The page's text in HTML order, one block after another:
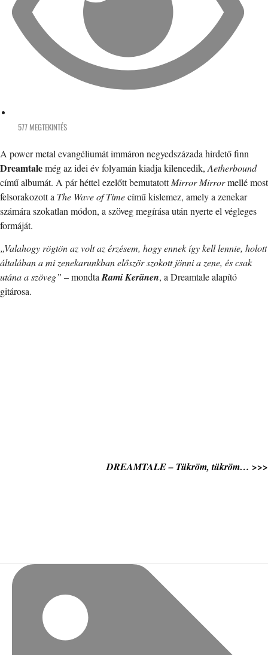
577 MEGTEKINTÉS
A power metal evangéliumát immáron negyedszázada hirdető finn
Dreamtalemég az idei év folyamán kiadja kilencedik, Aetherbound
című albumát. A pár héttel ezelőtt bemutatottMirror Mirrormellé most
felsorakozott a The Wave of Timecímű kislemez, amely a zenekar
számára szokatlan módon, a szöveg megírása után nyerte el végleges
formáját.
„Valahogy rögtön az volt az érzésem, hogy ennek így kell lennie, holott
általában a mi zenekarunkban először szokott jönni a zene, és csak
utána a szöveg” – mondta Rami Keränen, a Dreamtale alapító
gitárosa.
DREAMTALE – Tükröm, tükröm… >>>